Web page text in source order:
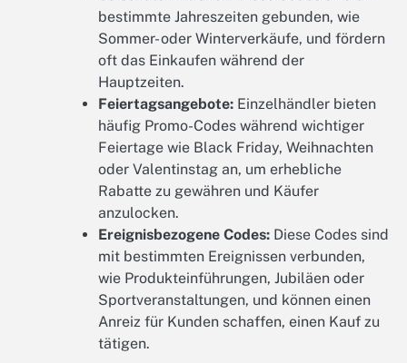
bestimmte Jahreszeiten gebunden, wie
Sommer- oder Winterverkäufe, und fördern
oft das Einkaufen während der
Hauptzeiten.
Feiertagsangebote: Einzelhändler bieten
häufig Promo-Codes während wichtiger
Feiertage wie Black Friday, Weihnachten
oder Valentinstag an, um erhebliche
Rabatte zu gewähren und Käufer
anzulocken.
Ereignisbezogene Codes: Diese Codes sind
mit bestimmten Ereignissen verbunden,
wie Produkteinführungen, Jubiläen oder
Sportveranstaltungen, und können einen
Anreiz für Kunden schaffen, einen Kauf zu
tätigen.